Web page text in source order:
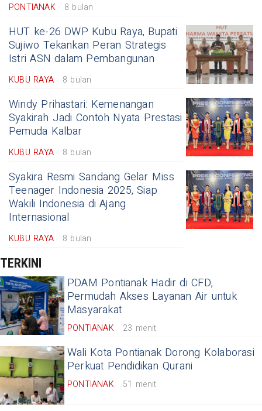
PONTIANAK 8 bulan
HUT ke-26 DWP Kubu Raya, Bupati
Sujiwo Tekankan Peran Strategis
Istri ASN dalam Pembangunan
KUBU RAYA 8 bulan
Windy Prihastari: Kemenangan
Syakirah Jadi Contoh Nyata Prestasi
Pemuda Kalbar
KUBU RAYA 8 bulan
Syakira Resmi Sandang Gelar Miss
Teenager Indonesia 2025, Siap
Wakili Indonesia di Ajang
Internasional
KUBU RAYA 8 bulan
TERKINI
PDAM Pontianak Hadir di CFD,
Permudah Akses Layanan Air untuk
Masyarakat
PONTIANAK 23 menit
Wali Kota Pontianak Dorong Kolaborasi
Perkuat Pendidikan Qurani
PONTIANAK 51 menit